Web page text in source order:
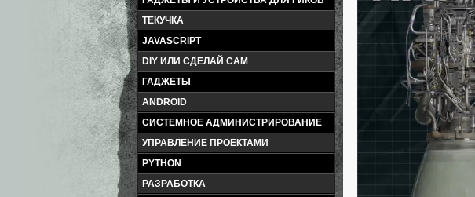
ТЕКУЧКА
JAVASCRIPT
DIY ИЛИ СДЕЛАЙ САМ
ГАДЖЕТЫ
ANDROID
СИСТЕМНОЕ АДМИНИСТРИРОВАНИЕ
УПРАВЛЕНИЕ ПРОЕКТАМИ
PYTHON
РАЗРАБОТКА